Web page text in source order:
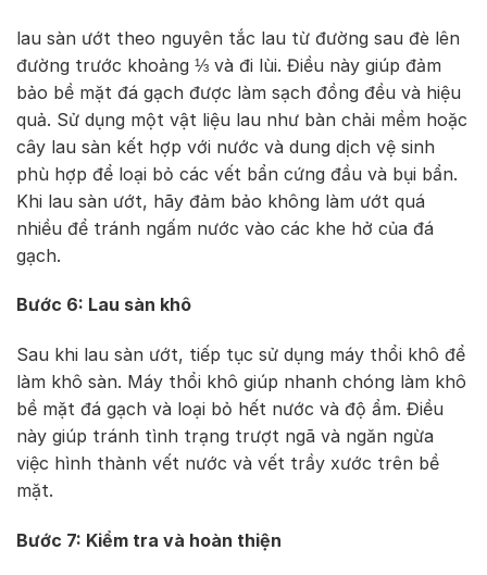
lau sàn ướt theo nguyên tắc lau từ đường sau đè lên
đường trước khoảng ⅓ và đi lùi. Điều này giúp đảm
bảo bề mặt đá gạch được làm sạch đồng đều và hiệu
quả. Sử dụng một vật liệu lau như bàn chải mềm hoặc
cây lau sàn kết hợp với nước và dung dịch vệ sinh
phù hợp để loại bỏ các vết bẩn cứng đầu và bụi bẩn.
Khi lau sàn ướt, hãy đảm bảo không làm ướt quá
nhiều để tránh ngấm nước vào các khe hở của đá
gạch.
Bước 6: Lau sàn khô
Sau khi lau sàn ướt, tiếp tục sử dụng máy thổi khô để
làm khô sàn. Máy thổi khô giúp nhanh chóng làm khô
bề mặt đá gạch và loại bỏ hết nước và độ ẩm. Điều
này giúp tránh tình trạng trượt ngã và ngăn ngừa
việc hình thành vết nước và vết trầy xước trên bề
mặt.
Bước 7: Kiểm tra và hoàn thiện